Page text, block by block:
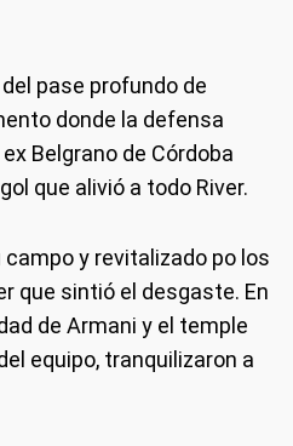
pase profundo de
donde la defensa
Belgrano de Córdoba
que alivió a todo River.
y revitalizado po los
que sintió el desgaste. En
de Armani y el temple
equipo, tranquilizaron a